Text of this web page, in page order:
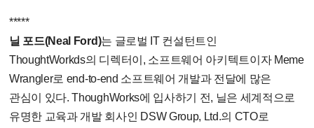
*****
닐 포드(Neal Ford)는 글로벌 IT 컨설턴트인
ThoughtWorkds의 디렉터이, 소프트웨어 아키텍트이자 Meme
Wrangler로 end-to-end 소프트웨어 개발과 전달에 많은
관심이 있다. ThoughWorks에 입사하기 전, 닐은 세계적으로
유명한 교육과 개발 회사인 DSW Group, Ltd.의 CTO로